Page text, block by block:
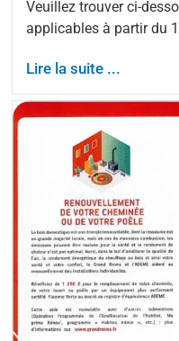
Veuillez trouver ci-
applicables à partir du
Lire la suite ...